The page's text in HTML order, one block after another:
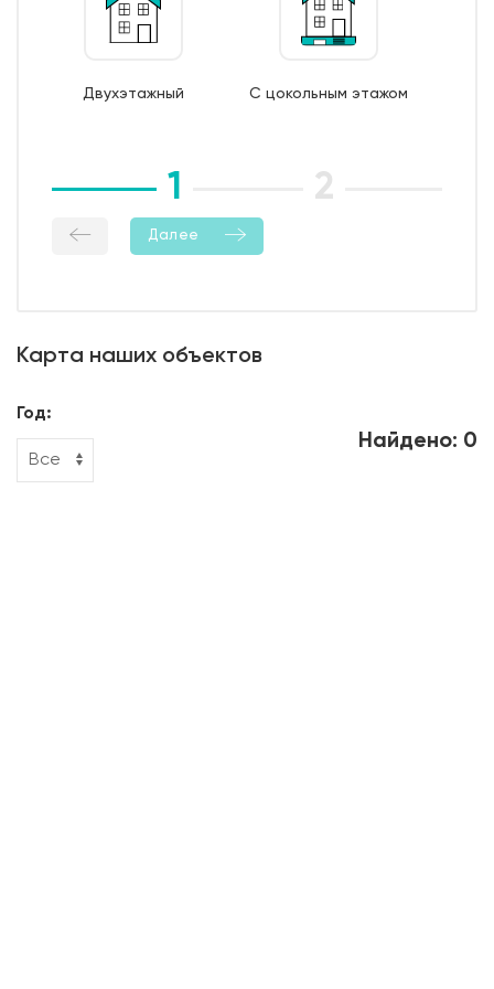
7. Монтаж опалубки из обрезной доски;
влажностный режима);
Двухэтажный С цокольным этажом
1 2
Далее
Карта наших объектов
Год:
Найдено: 0